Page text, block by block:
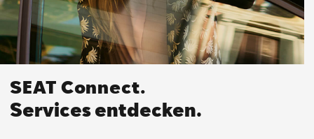
SEAT Connect.
Services entdecken.